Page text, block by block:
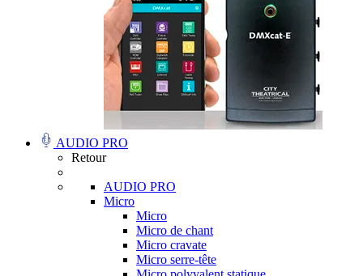
AUDIO PRO
Retour
AUDIO PRO
Micro
Micro
Micro de chant
Micro cravate
Micro serre-tête